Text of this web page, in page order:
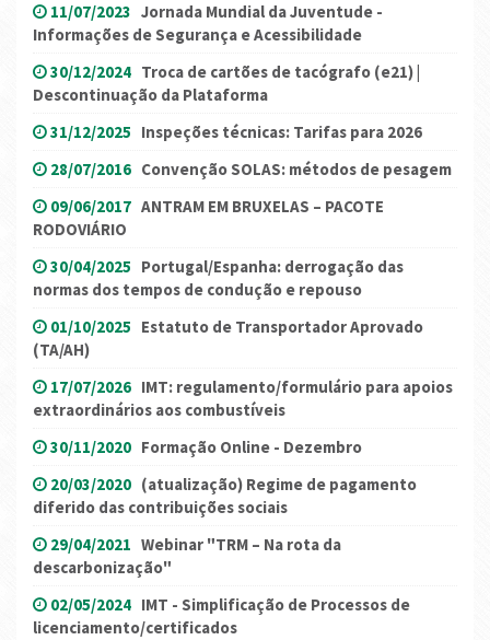
11/07/2023 Jornada Mundial da Juventude -
Informações de Segurança e Acessibilidade
30/12/2024 Troca de cartões de tacógrafo (e21) |
Descontinuação da Plataforma
31/12/2025 Inspeções técnicas: Tarifas para 2026
28/07/2016 Convenção SOLAS: métodos de pesagem
09/06/2017 ANTRAM EM BRUXELAS – PACOTE
RODOVIÁRIO
30/04/2025 Portugal/Espanha: derrogação das
normas dos tempos de condução e repouso
01/10/2025 Estatuto de Transportador Aprovado
(TA/AH)
17/07/2026 IMT: regulamento/formulário para apoios
extraordinários aos combustíveis
30/11/2020 Formação Online - Dezembro
20/03/2020 (atualização) Regime de pagamento
diferido das contribuições sociais
29/04/2021 Webinar "TRM – Na rota da
descarbonização"
02/05/2024 IMT - Simplificação de Processos de
licenciamento/certificados